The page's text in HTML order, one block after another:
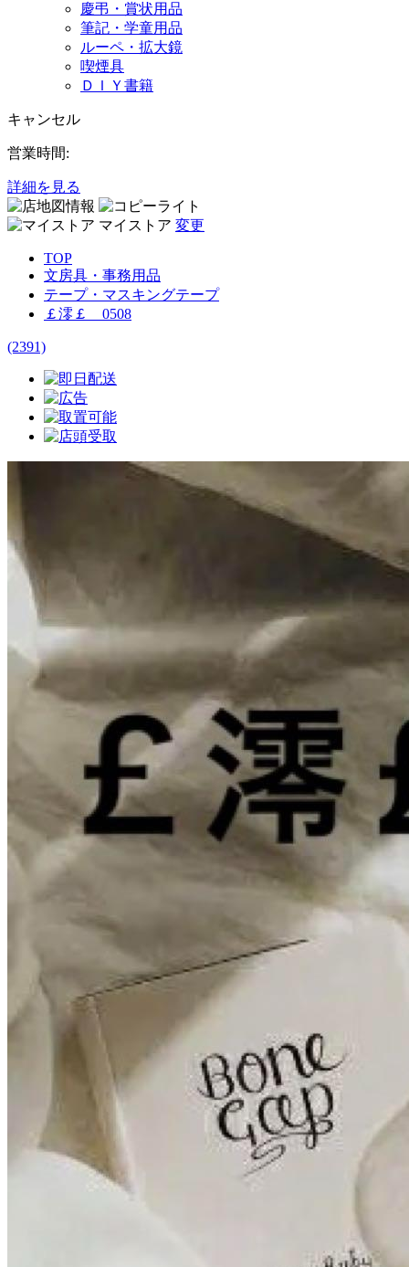
慶弔・賞状用品
筆記・学童用品
ルーペ・拡大鏡
喫煙具
ＤＩＹ書籍
キャンセル
営業時間:
詳細を見る
マイストア 変更
TOP
文房具・事務用品
テープ・マスキングテープ
￡澪￡ 0508
(2391)